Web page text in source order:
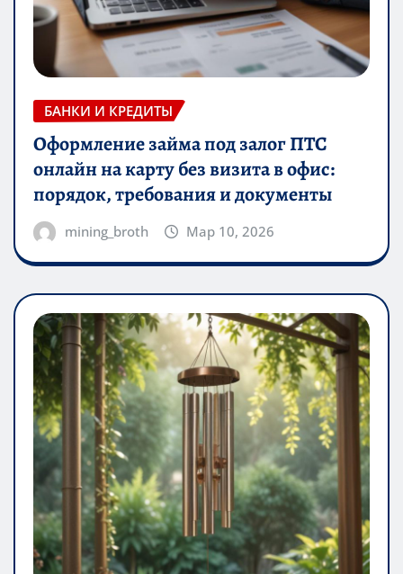
БАНКИ И КРЕДИТЫ
Оформление займа под залог ПТС
онлайн на карту без визита в офис:
порядок, требования и документы
mining_broth Мар 10, 2026